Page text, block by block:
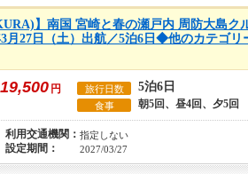
】南国 宮崎と春の瀬戸内 周防大島ク
月27日（土）出航／5泊6日◆他のカテゴリ
円 旅行日数 5泊6日
食事 朝5回、昼4回、夕5回
利用交通機関： 指定しない
設定期間： 2027/03/27